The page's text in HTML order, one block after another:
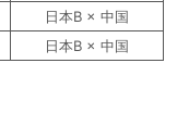
日本B × 中国
日本B × 中国